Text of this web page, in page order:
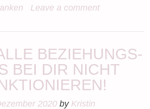
Leave a comment
BEZIEHUNGS-
BEI DIR NICHT
2020 by Kristin